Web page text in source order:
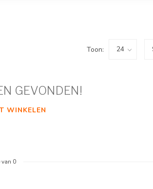
Toon:
GEVONDEN!
WINKELEN
van 0